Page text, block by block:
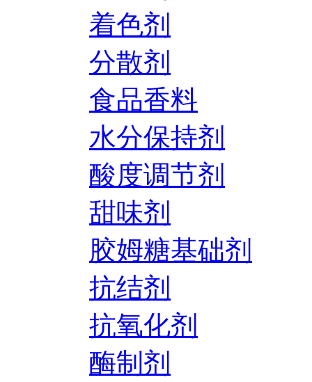
着色剂
分散剂
食品香料
水分保持剂
酸度调节剂
甜味剂
胶姆糖基础剂
抗结剂
抗氧化剂
酶制剂